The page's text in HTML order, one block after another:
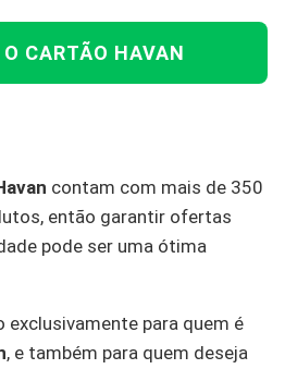
CARTÃO HAVAN
contam com mais de 350
então garantir ofertas
pode ser uma ótima
exclusivamente para quem é
, e também para quem deseja